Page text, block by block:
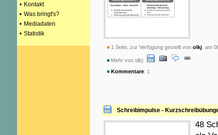
• Kontakt
• Was bringt's?
• Mediadaten
• Statistik
1 Seite, zur Verfügung gestellt von olkj am
Mehr von olkj:
Kommentare: 1
Schreibimpulse -
48